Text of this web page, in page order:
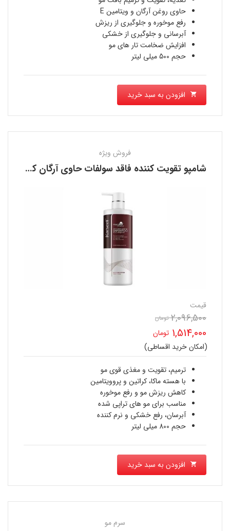
بود.
1,208,700 تومان
است.
حاوی روغن آرگان و ویتامین E
رفع موخوره و جلوگیری از ریزش
آبرسانی و جلوگیری از خشکی
افزایش ضخامت تار های مو
حجم 500 میلی لیتر
افزودن به سبد خرید
فروش ویژه
شامپو تقویت کننده فاقد سولفات حاوی آرگان کارسل KARSEELL
قیمت
2,096,500 تومان
اصلی
2,096,500 تومان
بود.
1,514,000 تومان
قیمت
فعلی
1,514,000 تومان
است.
(امکان خرید اقساطی)
ترمیم، تقویت و مغذی قوی مو
با هسته ماکا، کراتین و پروویتامین
کاهش ریزش مو و رفع موخوره
مناسب برای مو های تراپی شده
آبرسان، رفع خشکی و نرم کننده
حجم 800 میلی لیتر
افزودن به سبد خرید
سرم مو